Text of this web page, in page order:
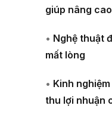
giúp nâng
• Nghệ thuật
mất lòng
• Kinh
thu lợi nhuận